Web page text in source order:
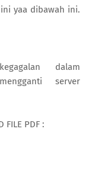
yaa dibawah ini.
dalam
server
FILE PDF :